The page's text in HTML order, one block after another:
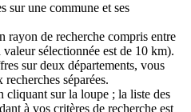
sur une commune et ses
rayon de recherche compris entre
sélectionnée est de 10 km).
sur deux départements, vous
séparées.
cliquant sur la loupe ; la liste des
à vos critères de recherche est